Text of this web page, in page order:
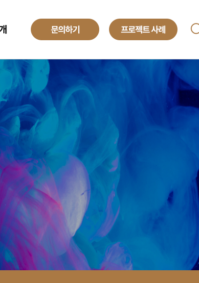
SERVICE
Center
BPO